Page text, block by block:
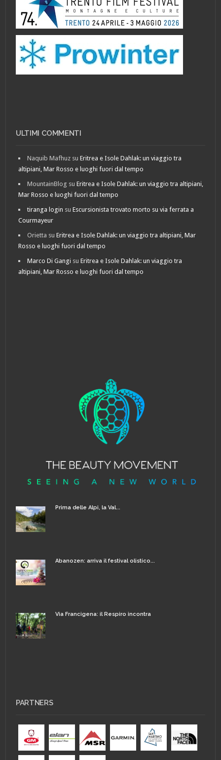
ULTIMI COMMENTI
Naquib Mafhuz suEritrea e Isole Dahlak: un viaggio tra
altipiani, Mar Rosso e luoghi fuori dal tempo
MountainBlog suEritrea e Isole Dahlak: un viaggio tra altipiani,
Mar Rosso e luoghi fuori dal tempo
tiranga login suEscursionista trovato morto su via ferrata a
Courmayeur
Orietta suEritrea e Isole Dahlak: un viaggio tra altipiani, Mar
Rosso e luoghi fuori dal tempo
Marco Di Gangi suEritrea e Isole Dahlak: un viaggio tra
altipiani, Mar Rosso e luoghi fuori dal tempo
Prima delle Alpi, la Val...
Abanozen: arriva il festival olistico...
Via Francigena: il Respiro incontra
PARTNERS